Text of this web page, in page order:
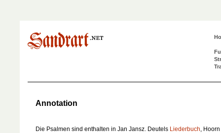
Annotation
Die Psalmen sind enthalten in Jan Jansz. Deutels Liederbuch,